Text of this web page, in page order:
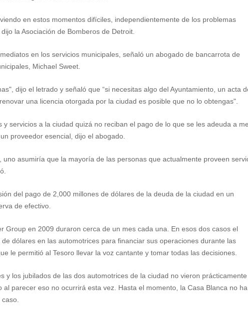
en estos momentos difíciles, independientemente de los problemas
la Asociación de Bomberos de Detroit.
en los servicios municipales, señaló un abogado de bancarrota de
Michael Sweet.
dijo el letrado y señaló que “si necesitas algo del Ayuntamiento, un acta
una licencia otorgada por la ciudad es posible que no lo obtengas".
servicios a la ciudad quizá no reciban el pago de lo que se les adeuda a
proveedor esencial, dijo el abogado.
asumiría que la mayoría de las personas que actualmente proveen
del pago de 2,000 millones de dólares de la deuda de la ciudad en un
de efectivo.
Group en 2009 duraron cerca de un mes cada una. En esos dos casos el
dólares en las automotrices para financiar sus operaciones durante las
le permitió al Tesoro llevar la voz cantante y tomar todas las decisiones.
y los jubilados de las dos automotrices de la ciudad no vieron prácticamente
parecer eso no ocurrirá esta vez. Hasta el momento, la Casa Blanca no ha